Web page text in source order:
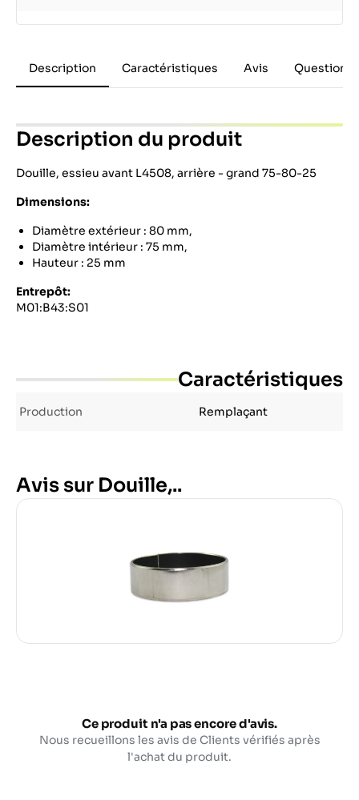
Description Caractéristiques Avis Questions
Description du produit
Douille, essieu avant L4508, arrière - grand 75-80-25
Dimensions:
Diamètre extérieur : 80 mm,
Diamètre intérieur : 75 mm,
Hauteur : 25 mm
Entrepôt:
M01:B43:S01
Caractéristiques
Production Remplaçant
Avis sur Douille,..
Ce produit n'a pas encore d'avis.
Nous recueillons les avis de Clients vérifiés après
l'achat du produit.